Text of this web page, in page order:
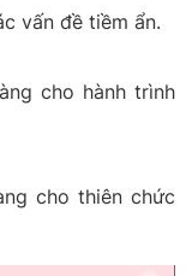
vấn đề tiềm ẩn.
cho hành trình
cho thiên chức